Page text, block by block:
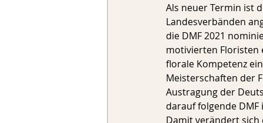
Als neuer Termin ist
Landesverbänden
die DMF 2021
motivierten Floristen
florale Kompetenz
Meisterschaften der
Austragung der
darauf folgende
Damit verändert sich